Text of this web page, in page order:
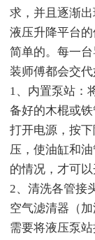
求，并且逐渐
液压升降平台
简单的。每一
装师傅都会交代
1、内置泵站：
备好的木棍或
打开电源，按
压，使油缸和
的情况，才可以
2、清洗各管接
空气滤清器（
需要将液压泵站